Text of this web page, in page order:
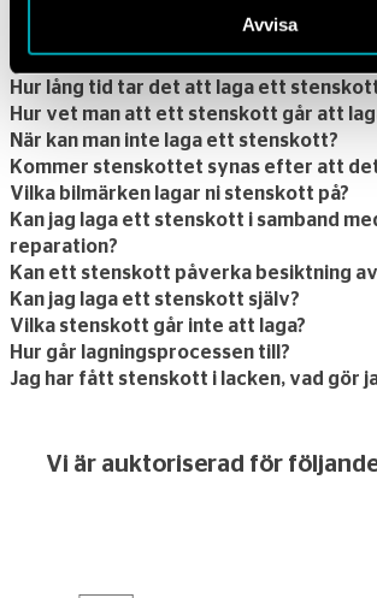
Avvisa
Vad gör jag om jag fått ett stenskott?
Vad kostar det att laga stenskott?
Hur lång tid tar det att laga ett
Hur vet man att ett stenskott går att
När kan man inte laga ett stenskott?
Kommer stenskottet synas efter att
Vilka bilmärken lagar ni stenskott på?
Kan jag laga ett stenskott i samband
reparation?
Kan ett stenskott påverka besiktning
Kan jag laga ett stenskott själv?
Vilka stenskott går inte att laga?
Hur går lagningsprocessen till?
Jag har fått stenskott i lacken, vad gör
Vi är auktoriserad för